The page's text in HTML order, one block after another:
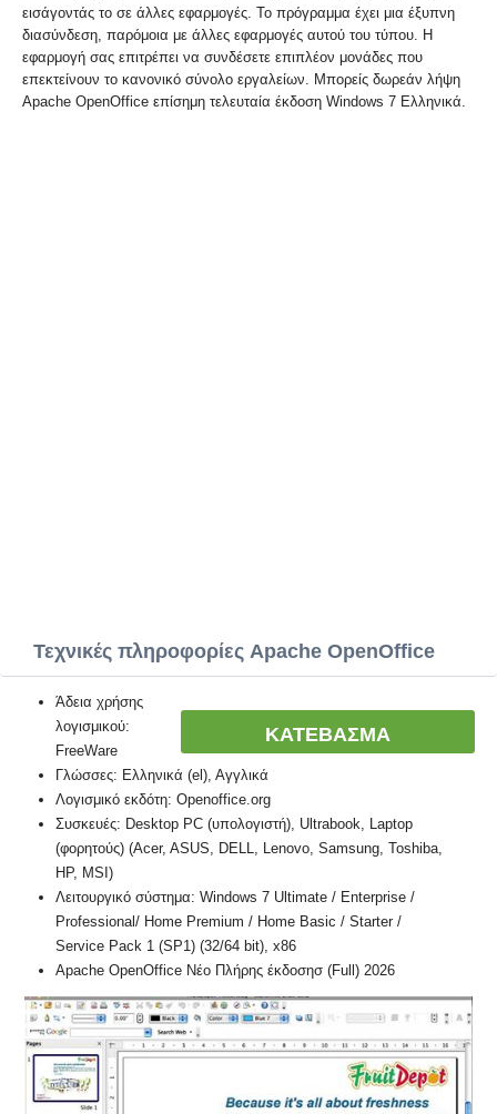
εισάγοντάς το σε άλλες εφαρμογές. Το πρόγραμμα έχει μια έξυπνη
διασύνδεση, παρόμοια με άλλες εφαρμογές αυτού του τύπου. Η
εφαρμογή σας επιτρέπει να συνδέσετε επιπλέον μονάδες που
επεκτείνουν το κανονικό σύνολο εργαλείων. Μπορείς δωρεάν λήψη
Apache OpenOffice επίσημη τελευταία έκδοση Windows 7 Ελληνικά.
Τεχνικές πληροφορίες Apache OpenOffice
ΚΑΤΕΒΑΣΜΑ
Άδεια χρήσης
λογισμικού:
FreeWare
Γλώσσες: Ελληνικά (el), Αγγλικά
Λογισμικό εκδότη: Openoffice.org
Συσκευές: Desktop PC (υπολογιστή), Ultrabook, Laptop
(φορητούς) (Acer, ASUS, DELL, Lenovo, Samsung, Toshiba,
HP, MSI)
Λειτουργικό σύστημα: Windows 7 Ultimate / Enterprise /
Professional/ Home Premium / Home Basic / Starter /
Service Pack 1 (SP1) (32/64 bit), x86
Apache OpenOffice Νέο Πλήρης έκδοσησ (Full) 2026